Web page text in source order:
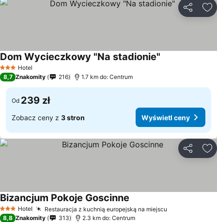
3 Kategoria
Hotel
Dom Wycieczkowy "Na stadionie"
8,7 Znakomity 216 1.7 km do: Centrum
Od 239 zł
Zobacz ceny z 3 stron Wyświetl ceny
3 Kategoria
Hotel Restauracja z kuchnią europejską na miejscu
Bizancjum Pokoje Goscinne
8,8 Znakomity 313 2.3 km do: Centrum